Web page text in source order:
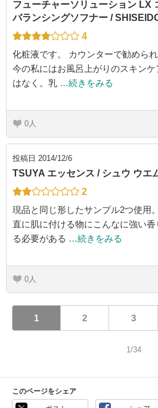
フューチャーソリューション LX
バランシングソフナー /
4
化粧液です。 カウンターで勧められ
今の私にはお風呂上がりのスキンケ
はなく。乳 …続きをみる
0
投稿日 2014/12/6
TSUYA エッセンス / シュウ ウエ
2
現品と同じ形したサンプル2つ使用
直に肌に付ける物にこんなに強い香
る必要がある …続きをみる
0
1 2 3
1/34
このページをシェア